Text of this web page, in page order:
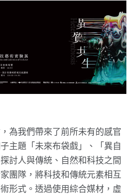
為我們帶來了前所未有的感官
主題「未來布袋戲」、「異自
討人與傳統、自然和科技之間
團隊，將科技和傳統元素相互
形式。透過使用綜合媒材，虛